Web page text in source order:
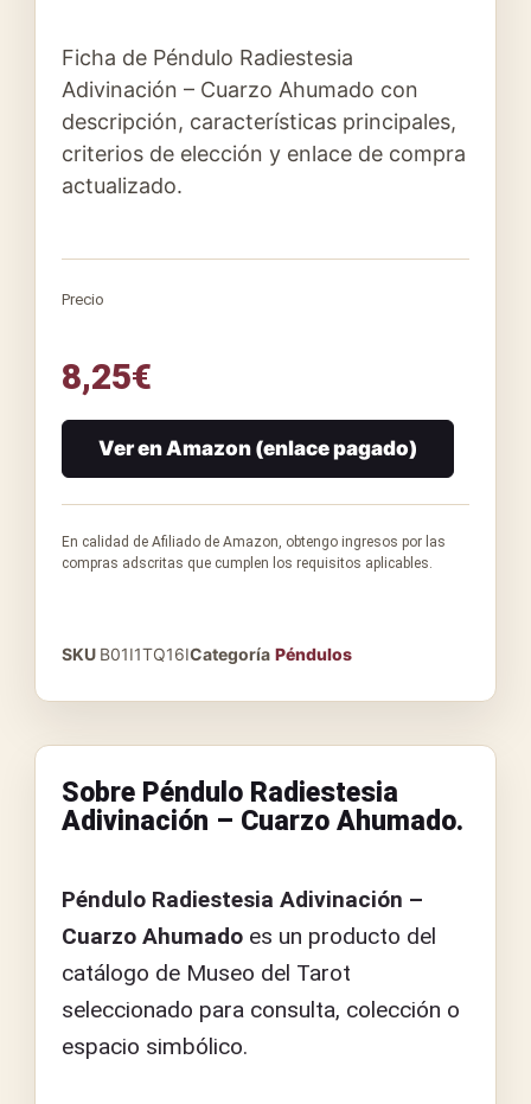
Ficha de Péndulo Radiestesia
Adivinación – Cuarzo Ahumado con
descripción, características principales,
criterios de elección y enlace de compra
actualizado.
Precio
8,25€
Ver en Amazon (enlace pagado)
En calidad de Afiliado de Amazon, obtengo ingresos por las
compras adscritas que cumplen los requisitos aplicables.
SKU B01I1TQ16ICategoría Péndulos
Sobre Péndulo Radiestesia
Adivinación – Cuarzo Ahumado.
Péndulo Radiestesia Adivinación –
Cuarzo Ahumado es un producto del
catálogo de Museo del Tarot
seleccionado para consulta, colección o
espacio simbólico.